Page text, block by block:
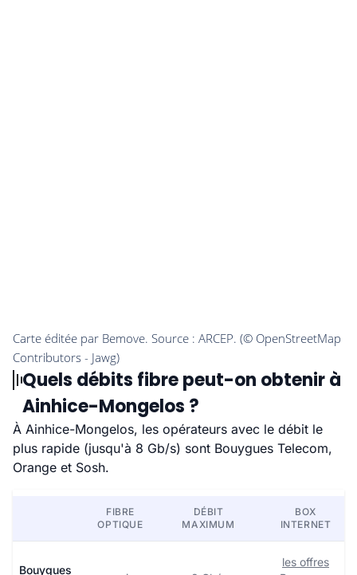
Quels débits fibre peut-on obtenir à
Ainhice-Mongelos ?
À Ainhice-Mongelos, les opérateurs avec le débit le
plus rapide (jusqu'à 8 Gb/s) sont Bouygues Telecom,
Orange et Sosh.
FIBRE
OPTIQUE
DÉBIT
MAXIMUM
BOX
INTERNET
Bouygues
les offres